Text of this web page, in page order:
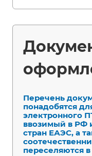
Перечень
понадобятся
электронного
ввозимый в РФ
стран ЕАЭС, а
переселяются